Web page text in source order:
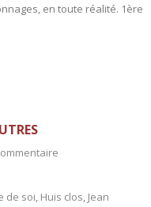
en toute réalité. 1ère
de soi, Huis clos, Jean